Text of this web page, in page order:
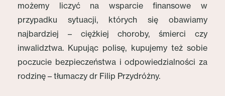
możemy liczyć na wsparcie finansowe w
przypadku sytuacji, których się obawiamy
najbardziej – ciężkiej choroby, śmierci czy
inwalidztwa. Kupując polisę, kupujemy też sobie
poczucie bezpieczeństwa i odpowiedzialności za
rodzinę – tłumaczy dr Filip Przydróżny.